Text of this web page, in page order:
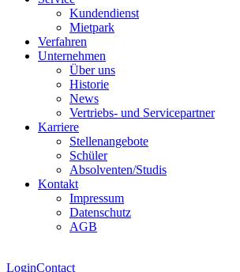
Kundendienst
Mietpark
Verfahren
Unternehmen
Über uns
Historie
News
Vertriebs- und Servicepartner
Karriere
Stellenangebote
Schüler
Absolventen/Studis
Kontakt
Impressum
Datenschutz
AGB
LoginContact